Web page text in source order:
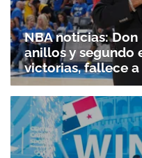
NBA noticias:
anillos y segundo
victorias, fallece a